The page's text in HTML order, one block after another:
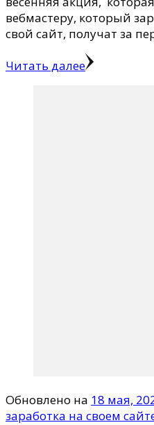
вебмастеру, который
свой сайт, получат за
Читать далее
Обновлено на 18 мая,
заработка на своем